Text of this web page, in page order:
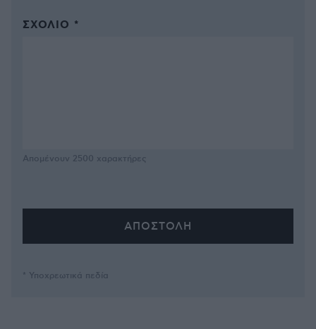
ΣΧΌΛΙΟ *
Απομένουν 2500 χαρακτήρες
* Υποχρεωτικά πεδία